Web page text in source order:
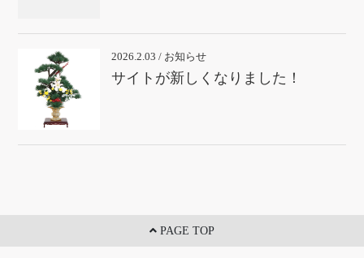
2026.2.03 / お知らせ
サイトが新しくなりました！
PAGE TOP